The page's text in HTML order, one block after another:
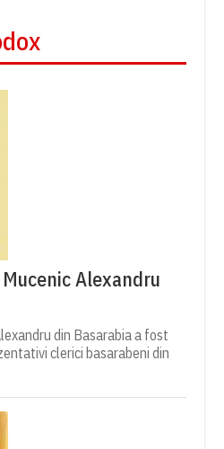
Alexandru
din Basarabia a fost
clerici basarabeni din